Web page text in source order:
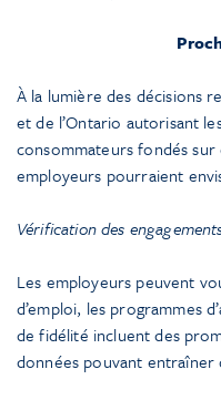
À la lumière des décisions
et de l’Ontario autorisant
consommateurs fondés
employeurs pourraient
Vérification des
Les employeurs peuvent
d’emploi, les programmes
de fidélité incluent des
données pouvant entraîner